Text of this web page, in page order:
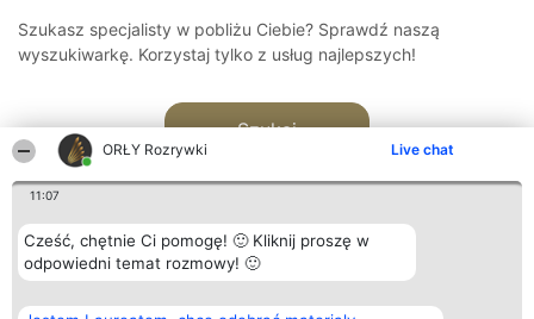
ORŁY Rozrywki Live chat
11:07
Cześć, chętnie Ci pomogę! 🙂 Kliknij proszę w
odpowiedni temat rozmowy! 🙂
Szukasz specjalisty w pobliżu Ciebie? Sprawdź naszą
wyszukiwarkę. Korzystaj tylko z usług najlepszych!
Szukaj
Organizator plebiscytu Plebiscyt Kontakt